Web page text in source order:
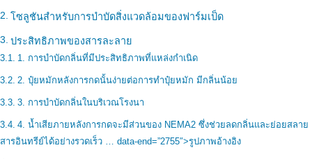
โซลูชันสำหรับการบำบัดสิ่งแวดล้อมของฟาร์มเป็ด
ประสิทธิภาพของสารละลาย
1. การบำบัดกลิ่นที่มีประสิทธิภาพที่แหล่งกำเนิด
2. ปุ๋ยหมักหลังการกดนั้นง่ายต่อการทำปุ๋ยหมัก มีกลิ่นน้อย
3. การบำบัดกลิ่นในบริเวณโรงนา
4. น้ำเสียภายหลังการกดจะมีส่วนของ NEMA2 ซึ่งช่วยลดกลิ่นและย่อยสลาย
สารอินทรีย์ได้อย่างรวดเร็ว … data-end=”2755″>รูปภาพอ้างอิง